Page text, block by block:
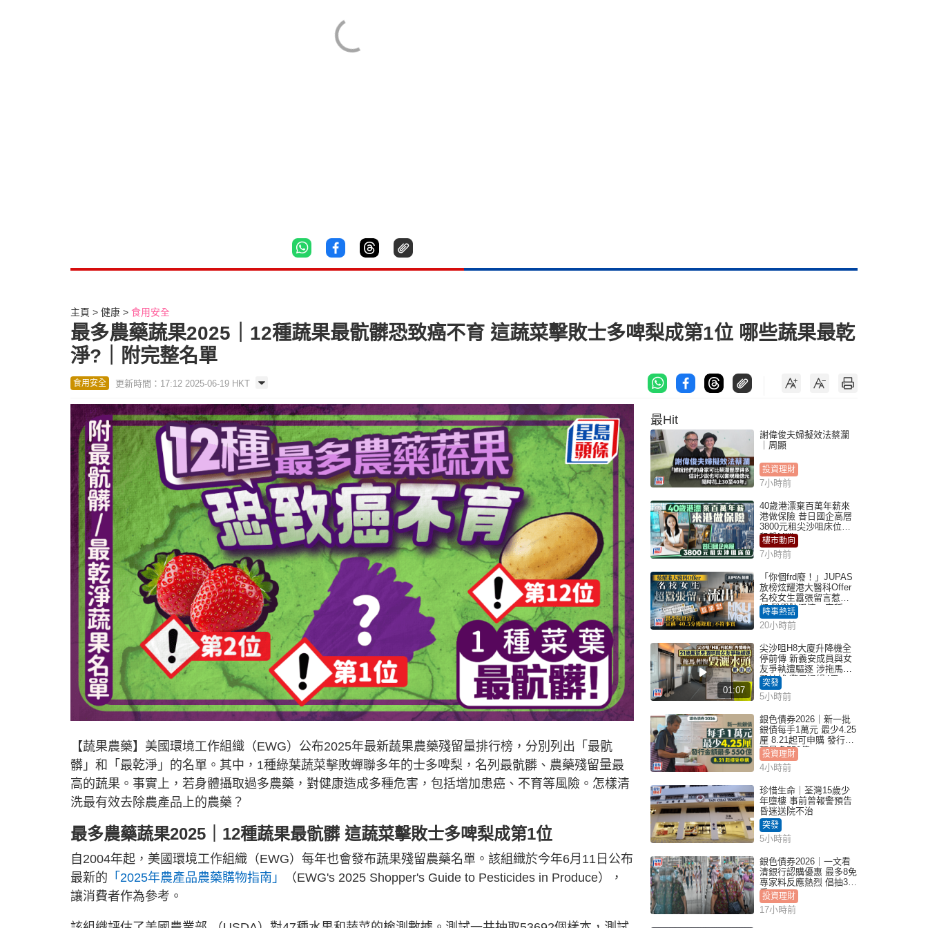
主頁 健康 食用安全
最多農藥蔬果2025｜12種蔬果最骯髒恐致癌不育 這蔬菜擊敗士多啤梨成第1位 哪些蔬果最乾
淨?｜附完整名單
食用安全 更新時間：17:12 2025-06-19 HKT
【蔬果農藥】美國環境工作組織（EWG）公布2025年最新蔬果農藥殘留量排行榜，分別列出「最骯
髒」和「最乾淨」的名單。其中，1種綠葉蔬菜擊敗蟬聯多年的士多啤梨，名列最骯髒、農藥殘留量最
高的蔬果。事實上，若身體攝取過多農藥，對健康造成多種危害，包括增加患癌、不育等風險。怎樣清
洗最有效去除農產品上的農藥？
最多農藥蔬果2025｜12種蔬果最骯髒 這蔬菜擊敗士多啤梨成第1位
自2004年起，美國環境工作組織（EWG）每年也會發布蔬果殘留農藥名單。該組織於今年6月11日公布
最新的 「2025年農產品農藥購物指南」
（EWG's 2025 Shopper's Guide to Pesticides in Produce），
讓消費者作為參考。
最Hit
謝偉俊夫婦擬效法蔡瀾
｜周顯
投資理財
7小時前
40歲港漂棄百萬年薪來
港做保險 昔日國企高層
3800元租尖沙咀床位｜
租盤Million
樓市動向
7小時前
「你個frd廢！」JUPAS
放榜炫耀港大醫科Offer
名校女生囂張留言惹眾
怒 醫學院澄清：宣稱
「40.5分獲錄取」不符事
實｜Juicy叮
時事熱話
20小時前
01:07
尖沙咀H8大廈升降機全
停前傳 新義安成員與女
友爭執遭驅逐 涉拖馬刑
毀被捕 警另通緝4男
突發
5小時前
銀色債券2026｜新一批
銀債每手1萬元 最少4.25
厘 8.21起可申購 發行金
額最多550億
投資理財
4小時前
珍惜生命｜荃灣15歲少
年墮樓 事前曾報警預告
昏迷送院不治
突發
5小時前
銀色債券2026｜一文看
清銀行認購優惠 最多8免
專家料反應熱烈 倡抽30
手
投資理財
17小時前